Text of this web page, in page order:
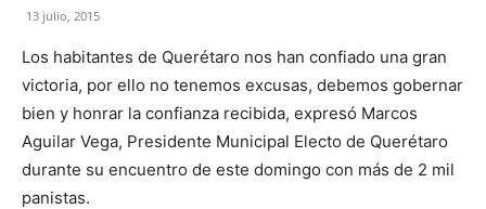
13 julio, 2015
Los habitantes de Querétaro nos han confiado una gran
victoria, por ello no tenemos excusas, debemos gobernar
bien y honrar la confianza recibida, expresó Marcos
Aguilar Vega, Presidente Municipal Electo de Querétaro
durante su encuentro de este domingo con más de 2 mil
panistas.